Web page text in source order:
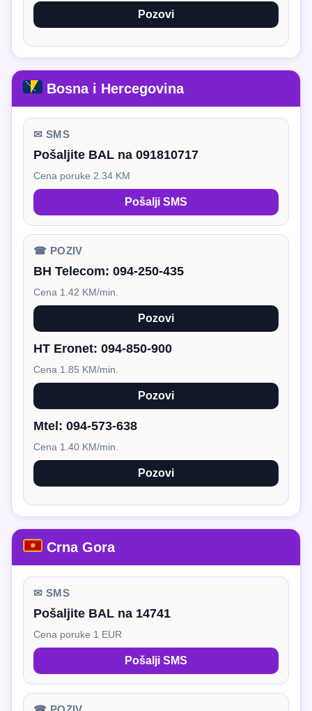
Pozovi
Bosna i Hercegovina
✉ SMS
Pošaljite BAL na 091810717
Cena poruke 2.34 KM
Pošalji SMS
☎ POZIV
BH Telecom: 094-250-435
Cena 1.42 KM/min.
Pozovi
HT Eronet: 094-850-900
Cena 1.85 KM/min.
Pozovi
Mtel: 094-573-638
Cena 1.40 KM/min.
Pozovi
Crna Gora
✉ SMS
Pošaljite BAL na 14741
Cena poruke 1 EUR
Pošalji SMS